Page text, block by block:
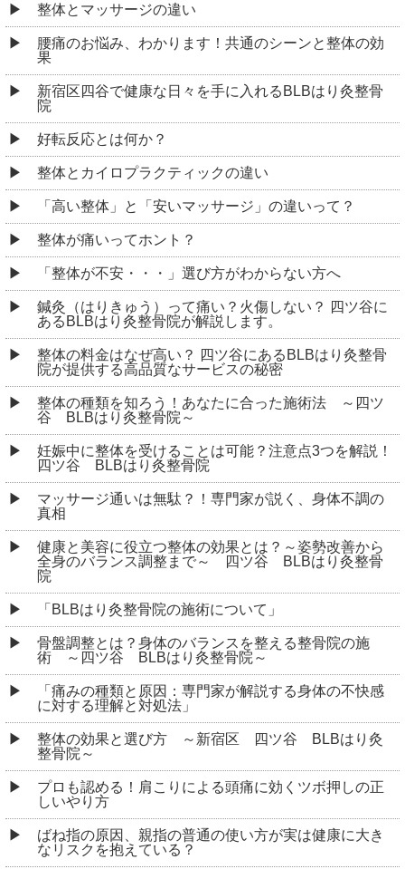
整体とマッサージの違い
腰痛のお悩み、わかります！共通のシーンと整体の効
果
新宿区四谷で健康な日々を手に入れるBLBはり灸整骨
院
好転反応とは何か？
整体とカイロプラクティックの違い
「高い整体」と「安いマッサージ」の違いって？
整体が痛いってホント？
「整体が不安・・・」選び方がわからない方へ
鍼灸（はりきゅう）って痛い？火傷しない？ 四ツ谷に
あるBLBはり灸整骨院が解説します。
整体の料金はなぜ高い？ 四ツ谷にあるBLBはり灸整骨
院が提供する高品質なサービスの秘密
整体の種類を知ろう！あなたに合った施術法 ～四ツ
谷 BLBはり灸整骨院～
妊娠中に整体を受けることは可能？注意点3つを解説！
四ツ谷 BLBはり灸整骨院
マッサージ通いは無駄？！専門家が説く、身体不調の
真相
健康と美容に役立つ整体の効果とは？～姿勢改善から
全身のバランス調整まで～ 四ツ谷 BLBはり灸整骨
院
「BLBはり灸整骨院の施術について」
骨盤調整とは？身体のバランスを整える整骨院の施
術 ～四ツ谷 BLBはり灸整骨院～
「痛みの種類と原因：専門家が解説する身体の不快感
に対する理解と対処法」
整体の効果と選び方 ～新宿区 四ツ谷 BLBはり灸
整骨院～
プロも認める！肩こりによる頭痛に効くツボ押しの正
しいやり方
ばね指の原因、親指の普通の使い方が実は健康に大き
なリスクを抱えている？